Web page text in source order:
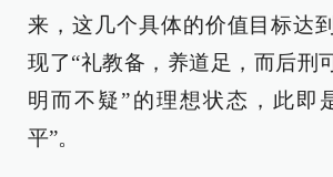
来，这几个具体的价值目标达
现了“礼教备，养道足，而后刑
明而不疑”的理想状态，此即
平”。